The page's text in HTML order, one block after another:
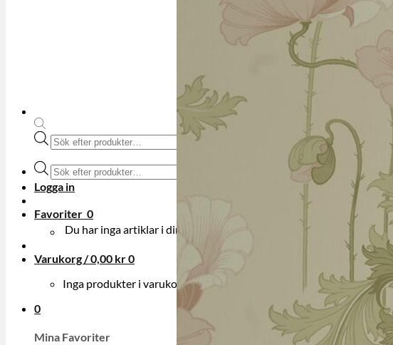
Produktsökning
Produktsökning
Logga in
Favoriter 0
Du har inga artiklar i din onskelista.
Varukorg /0,00 kr0
Inga produkter i varukorgen.
0
Mina Favoriter